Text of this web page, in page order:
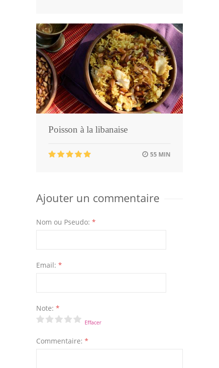
Poisson à la libanaise
55 MIN
Ajouter un commentaire
Nom ou Pseudo: *
Email: *
Note: *
Effacer
Commentaire: *